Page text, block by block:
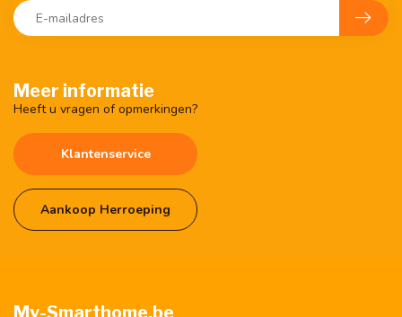
Meer informatie
Heeft u vragen of opmerkingen?
Klantenservice
Aankoop Herroeping
My-Smarthome.be